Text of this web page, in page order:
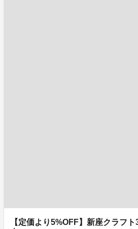
【定価より5%OFF】新座クラフ